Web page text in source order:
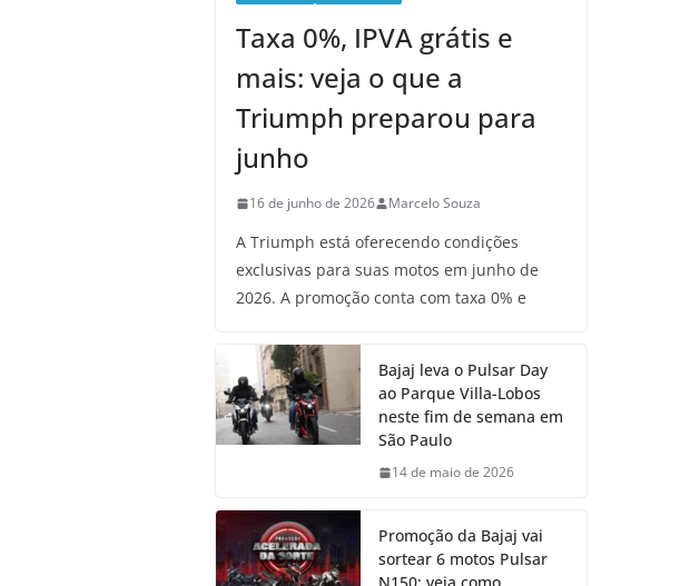
Taxa 0%, IPVA grátis e
mais: veja o que a
Triumph preparou para
junho
16 de junho de 2026 Marcelo Souza
A Triumph está oferecendo condições
exclusivas para suas motos em junho de
2026. A promoção conta com taxa 0% e
Bajaj leva o Pulsar Day
ao Parque Villa-Lobos
neste fim de semana em
São Paulo
14 de maio de 2026
Promoção da Bajaj vai
sortear 6 motos Pulsar